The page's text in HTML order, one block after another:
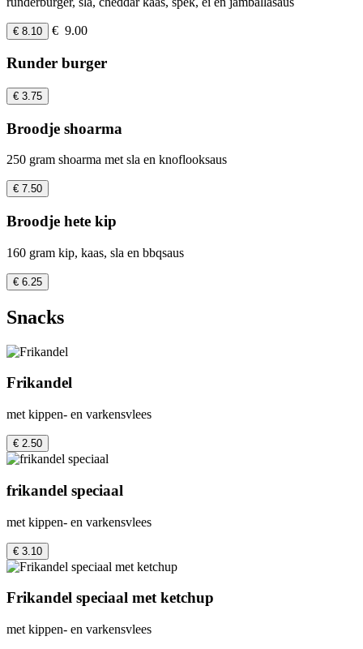
€ 8.10 € 9.00
Runder burger
€ 3.75
Broodje shoarma
250 gram shoarma met sla en knoflooksaus
€ 7.50
Broodje hete kip
160 gram kip, kaas, sla en bbqsaus
€ 6.25
Snacks
Frikandel
met kippen- en varkensvlees
€ 2.50
frikandel speciaal
met kippen- en varkensvlees
€ 3.10
Frikandel speciaal met ketchup
met kippen- en varkensvlees